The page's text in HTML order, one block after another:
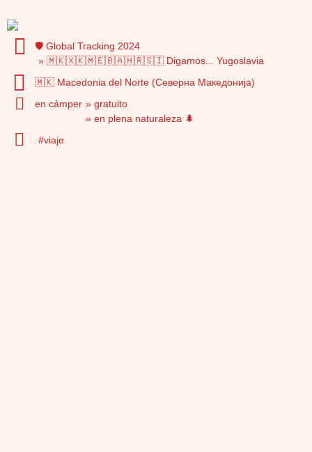
🛡️ Global Tracking 2024
🇲🇰🇽🇰🇲🇪🇧🇦🇭🇷🇸🇮 Digamos... Yugoslavia
🇲🇰 Macedonia del Norte (Северна Македонија)
en cámper
gratuito
en plena naturaleza 🌲
viaje